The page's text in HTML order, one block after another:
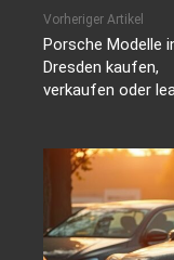
Vorheriger Artikel
Porsche Modelle
Dresden kaufen,
verkaufen oder